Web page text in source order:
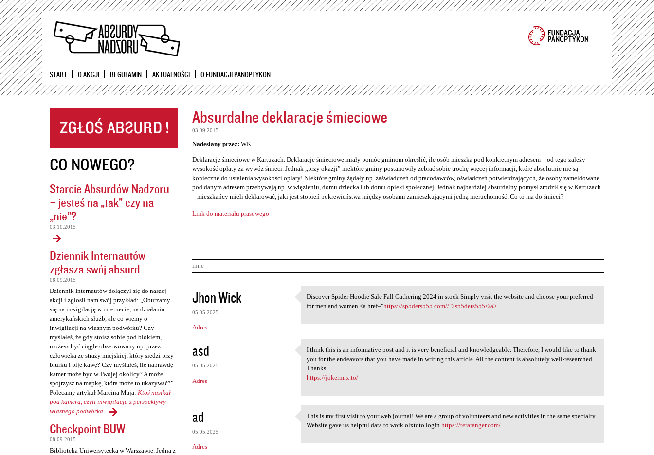
Przejdź
START O AKCJI REGULAMIN AKTUALNOŚCI O FUNDACJI PANOPTYKON
CO NOWEGO?
Starcie Absurdów Nadzoru
– jesteś na „tak” czy na
„nie”?
03.10.2015
Dziennik Internautów
zgłasza swój absurd
08.09.2015
Dziennik Internautów dołączył się do naszej
akcji i zgłosił nam swój przykład: „Oburzamy
się na inwigilację w internecie, na działania
amerykańskich służb, ale co wiemy o
inwigilacji na własnym podwórku? Czy
myślałeś, że gdy stoisz sobie pod blokiem,
możesz być ciągle obserwowany np. przez
człowieka ze straży miejskiej, który siedzi przy
biurku i pije kawę? Czy myślałeś, ile naprawdę
kamer może być w Twojej okolicy? A może
spojrzysz na mapkę, która może to ukazywać?”.
Polecamy artykuł Marcina Maja: Ktoś nasikał
pod kamerą, czyli inwigilacja z perspektywy
własnego podwórka.
Checkpoint BUW
08.09.2015
Biblioteka Uniwersytecka w Warszawie. Jedna z
Absurdalne deklaracje śmieciowe
03.09.2015
Nadesłany przez: WK
Deklaracje śmieciowe w Kartuzach. Deklaracje śmieciowe miały pomóc gminom określić, ile osób mieszka pod konkretnym adresem – od tego zależy
wysokość opłaty za wywóz śmieci. Jednak „przy okazji” niektóre gminy postanowiły zebrać sobie trochę więcej informacji, które absolutnie nie są
konieczne do ustalenia wysokości opłaty! Niektóre gminy żądały np. zaświadczeń od pracodawców, oświadczeń potwierdzających, że osoby zameldowane
pod danym adresem przebywają np. w więzieniu, domu dziecka lub domu opieki społecznej. Jednak najbardziej absurdalny pomysł zrodził się w Kartuzach
– mieszkańcy mieli deklarować, jaki jest stopień pokrewieństwa między osobami zamieszkującymi jedną nieruchomość. Co to ma do śmieci?
Link do materiału prasowego
inne
K
o
m
e
n
t
r
e
Jhon Wick
05.05.2025
Adres
Discover Spider Hoodie Sale
Discover Spider Hoodie Sale Fall Gathering 2024 in stock Simply visit the website and choose your preferred
for men and women <a href="https://sp5ders555.com//">sp5ders555</a>
asd
05.05.2025
Adres
I think this is an
I think this is an informative post and it is very beneficial and knowledgeable. Therefore, I would like to thank
you for the endeavors that you have made in writing this article. All the content is absolutely well-researched.
Thanks...
https://jokermix.to/
ad
05.05.2025
Adres
This is my first visit to
This is my first visit to your web journal! We are a group of volunteers and new activities in the same specialty.
Website gave us helpful data to work.olxtoto loginhttps://teraranger.com/